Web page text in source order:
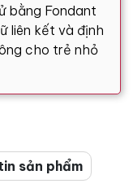
bằng Fondant
liên kết và định
cho trẻ nhỏ
sản phẩm